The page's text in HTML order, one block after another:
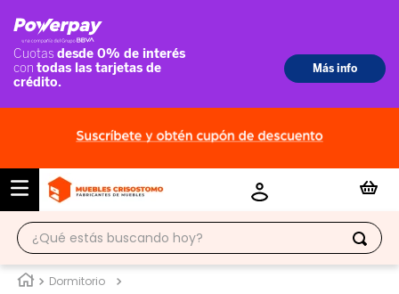
¿Qué estás buscando hoy?
Dormitorio